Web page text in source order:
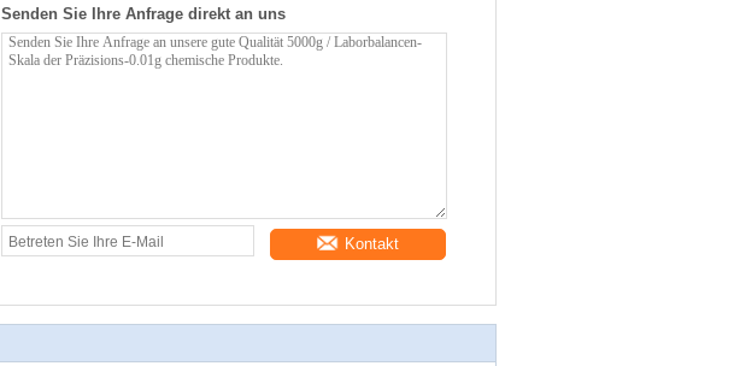
Senden Sie Ihre Anfrage direkt an uns
Kontakt